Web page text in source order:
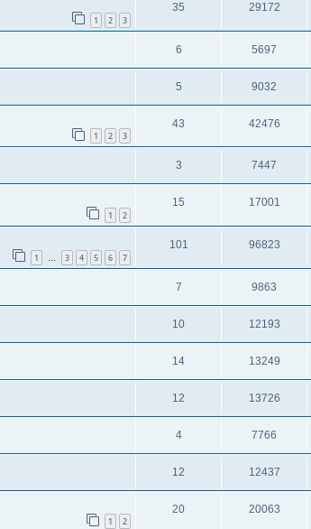
1 2 3
35 29172
6 5697
5 9032
1 2 3
43 42476
3 7447
1 2
15 17001
1 … 3 4 5 6 7
101 96823
7 9863
10 12193
14 13249
12 13726
4 7766
12 12437
1 2
20 20063